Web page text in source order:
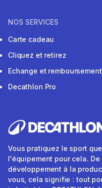
NOS SERVICES
Carte cadeau
Cliquez et retirez
Echange et remboursement
Decathlon Pro
Vous pratiquez le sport
l'équipement pour cela.
développement à la
vous, cela signifie : tout